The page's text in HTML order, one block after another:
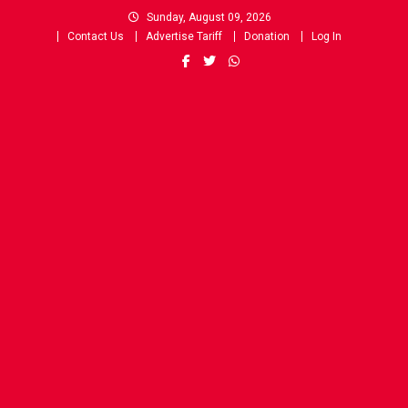
Sunday, August 09, 2026
Contact Us
Advertise Tariff Donation Log In